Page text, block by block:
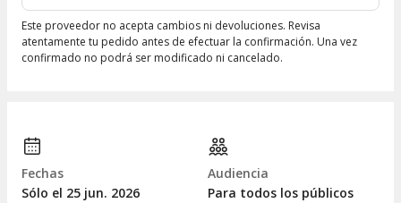
Este proveedor no acepta cambios ni devoluciones. Revisa
atentamente tu pedido antes de efectuar la confirmación. Una vez
confirmado no podrá ser modificado ni cancelado.
Fechas
Sólo el 25 jun. 2026
Audiencia
Para todos los públicos